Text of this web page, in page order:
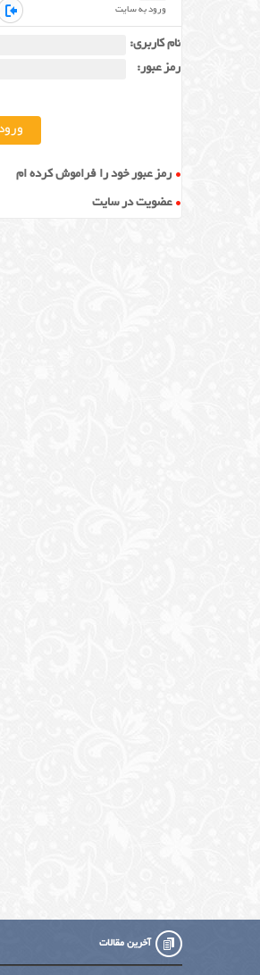
ورود به سایت
نام کاربری:
رمز عبور:
رمز عبور خود را فراموش کرده ام
عضویت در سایت
آخرین مقالات